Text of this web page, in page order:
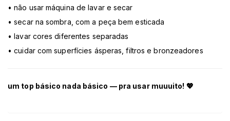
• não usar máquina de lavar e secar
• secar na sombra, com a peça bem esticada
• lavar cores diferentes separadas
• cuidar com superfícies ásperas, filtros e bronzeadores
um top básico nada básico — pra usar muuuito! 💖